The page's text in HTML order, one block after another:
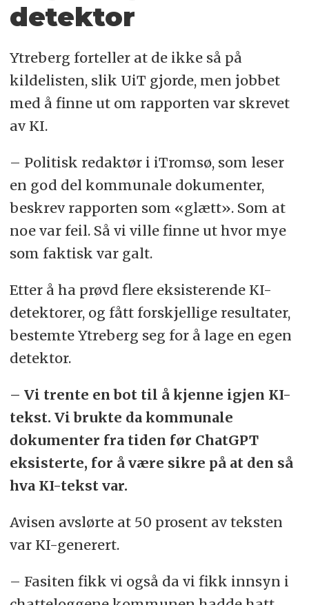
detektor
Ytreberg forteller at de ikke så på
kildelisten, slik UiT gjorde, men jobbet
med å finne ut om rapporten var skrevet
av KI.
– Politisk redaktør i iTromsø, som leser
en god del kommunale dokumenter,
beskrev rapporten som «glætt». Som at
noe var feil. Så vi ville finne ut hvor mye
som faktisk var galt.
Etter å ha prøvd flere eksisterende KI-
detektorer, og fått forskjellige resultater,
bestemte Ytreberg seg for å lage en egen
detektor.
– Vi trente en bot til å kjenne igjen KI-
tekst. Vi brukte da kommunale
dokumenter fra tiden før ChatGPT
eksisterte, for å være sikre på at den så
hva KI-tekst var.
Avisen avslørte at 50 prosent av teksten
var KI-generert.
– Fasiten fikk vi også da vi fikk innsyn i